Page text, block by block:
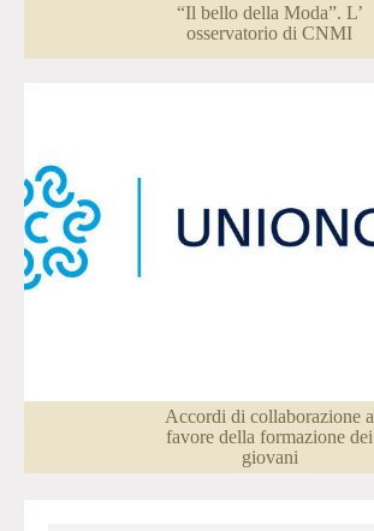
“Il bello della Moda”. L’
osservatorio di CNMI
Accordi di collaborazione a
favore della formazione dei
giovani